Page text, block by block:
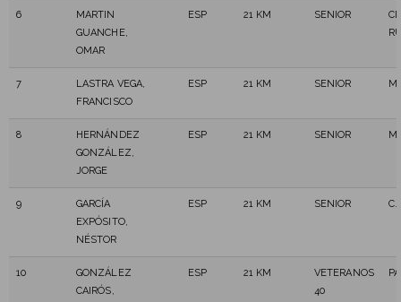
6
MARTIN
GUANCHE,
OMAR
ESP 21 KM SENIOR
7
LASTRA VEGA,
FRANCISCO
ESP 21 KM SENIOR
8
HERNÁNDEZ
GONZÁLEZ,
JORGE
ESP 21 KM SENIOR
9
GARCÍA
EXPÓSITO,
NÉSTOR
ESP 21 KM SENIOR
10
GONZÁLEZ
CAIRÓS,
ESP 21 KM
VETERANOS
40